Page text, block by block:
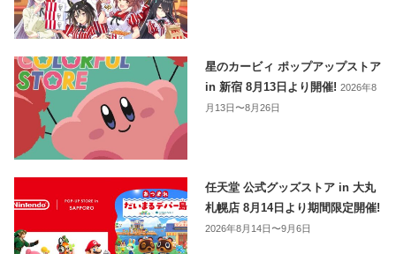
星のカービィ ポップアップストア
in 新宿 8月13日より開催!2026年8
月13日〜8月26日
任天堂 公式グッズストア in 大丸
札幌店 8月14日より期間限定開催!
2026年8月14日〜9月6日